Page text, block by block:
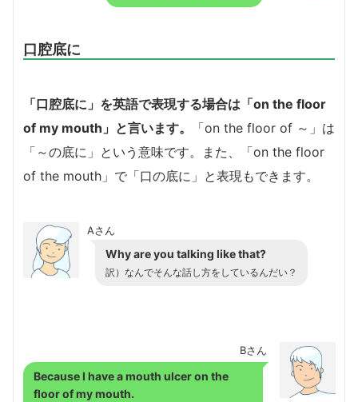
口腔底に
「口腔底に」を英語で表現する場合は「on the floor
of my mouth」と言います。
「on the floor of ～」は
「～の底に」という意味です。また、「on the floor
of the mouth」で「口の底に」と表現もできます。
Aさん
Why are you talking like that?
訳）なんでそんな話し方をしているんだい？
Bさん
Because I have a mouth ulcer on the
floor of my mouth.